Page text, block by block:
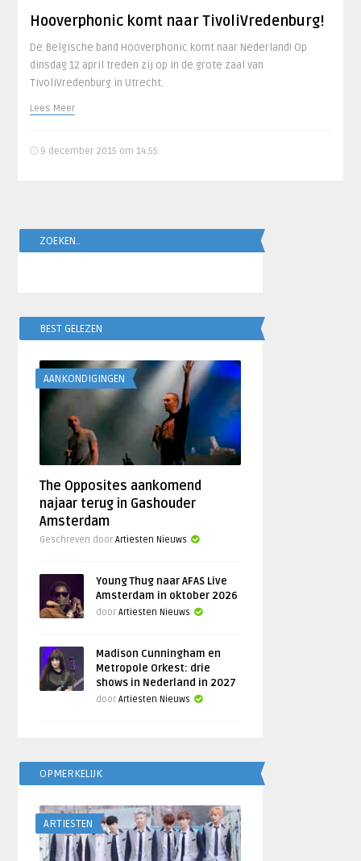
Hooverphonic komt naar TivoliVredenburg!
De Belgische band Hooverphonic komt naar Nederland! Op
dinsdag 12 april treden zij op in de grote zaal van
TivoliVredenburg in Utrecht.
Lees Meer
9 december 2015 om 14:55
ZOEKEN..
BEST GELEZEN
AANKONDIGINGEN
The Opposites aankomend
najaar terug in Gashouder
Amsterdam
Geschreven doorArtiesten Nieuws
Young Thug naar AFAS Live
Amsterdam in oktober 2026
doorArtiesten Nieuws
Madison Cunningham en
Metropole Orkest: drie
shows in Nederland in 2027
doorArtiesten Nieuws
OPMERKELIJK
ARTIESTEN